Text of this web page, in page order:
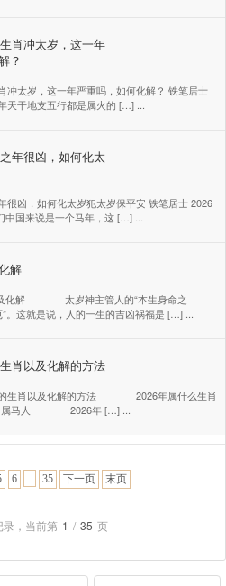
肖冲太岁，这一年
？
冲太岁，这一年严重吗，如何化解？ 铁笔居士
天干地支五行都是属火的 […] ...
年很凶，如何化太
很凶，如何化太岁犯太岁保平安 铁笔居士 2026
国来说是一个马年，这 […] ...
解
化解 太岁神主管人的“本生身命之
”。这就是说，人的一生的吉凶祸福是 […] ...
肖以及化解的方法
生肖以及化解的方法 2026年属什么生肖
人 2026年 […] ...
6 ... 35 下一页 末页
录，当前第 1 / 35 页